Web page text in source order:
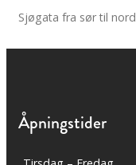
Sjøgata fra sør til nord
Åpningstider